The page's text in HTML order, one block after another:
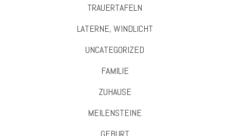
TRAUERTAFELN
LATERNE, WINDLICHT
UNCATEGORIZED
FAMILIE
ZUHAUSE
MEILENSTEINE
GEBURT